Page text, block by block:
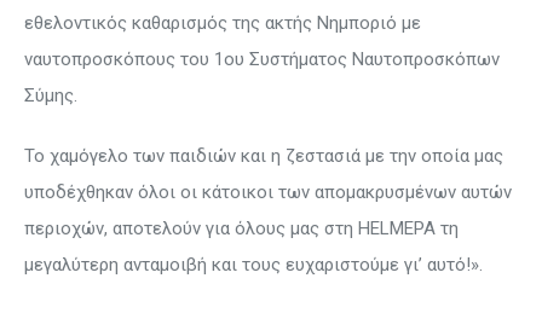
εθελοντικός καθαρισμός της ακτής Νημποριό με
ναυτοπροσκόπους του 1ου Συστήματος Ναυτοπροσκόπων
Σύμης.
Το χαμόγελο των παιδιών και η ζεστασιά με την οποία μας
υποδέχθηκαν όλοι οι κάτοικοι των απομακρυσμένων αυτών
περιοχών, αποτελούν για όλους μας στη HELMEPA τη
μεγαλύτερη ανταμοιβή και τους ευχαριστούμε γι’ αυτό!».